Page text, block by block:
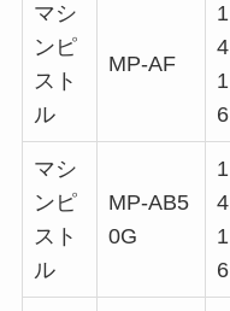
マシ
ンピ
スト
ル
MP-AF
1
4
1
6
マシ
ンピ
スト
ル
MP-AB5
0G
1
4
1
6